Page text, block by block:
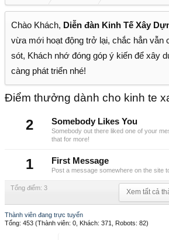
Chào Khách, Diễn đàn Kinh Tế Xây
vừa mới hoạt động trở lại, chắc hẳn vẫn
sót, Khách nhớ đóng góp ý kiến để xây
càng phát triển nhé!
Điểm thưởng dành cho kinh te
2 Somebody Likes You
Somebody out there liked one of your
that for more!
1 First Message
Post a message somewhere on the site
Tổng điểm: 3 Xem tất cả
Thành viên đang trực tuyến
Tổng: 453 (Thành viên: 0, Khách: 371, Robots: 82)